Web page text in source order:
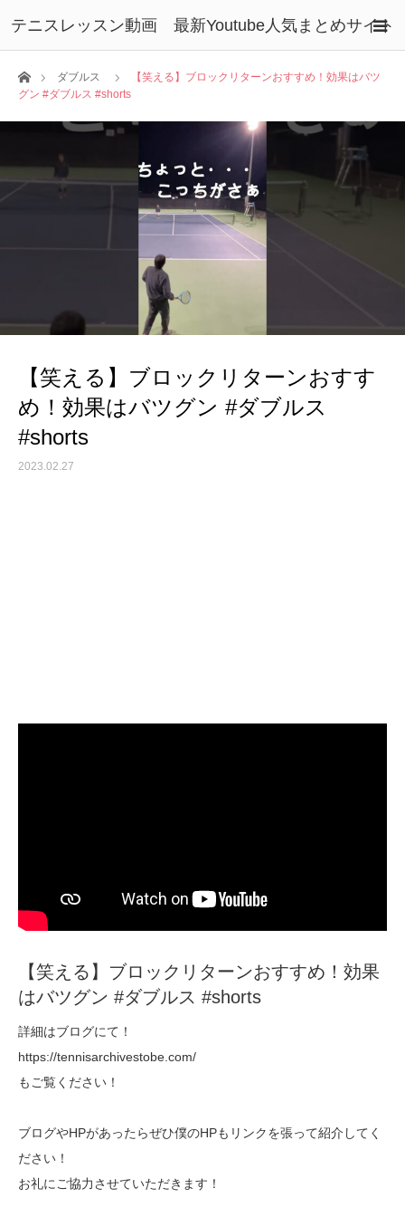
テニスレッスン動画 最新Youtube人気まとめサイト
ホームダブルス
【笑える】ブロックリターンおすすめ！効果はバツ
グン #ダブルス #shorts
【笑える】ブロックリターンおすす
め！効果はバツグン #ダブルス
#shorts
2023.02.27
【笑える】ブロックリターンおすすめ！効果
はバツグン #ダブルス #shorts
詳細はブログにて！
https://tennisarchivestobe.com/
もご覧ください！
ブログやHPがあったらぜひ僕のHPもリンクを張って紹介してく
ださい！
お礼にご協力させていただきます！